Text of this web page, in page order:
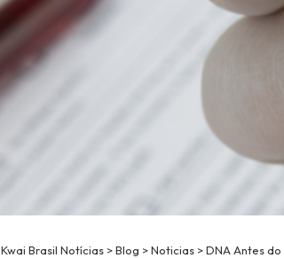
Kwai Brasil Notícias >Blog >Noticias >DNA Antes